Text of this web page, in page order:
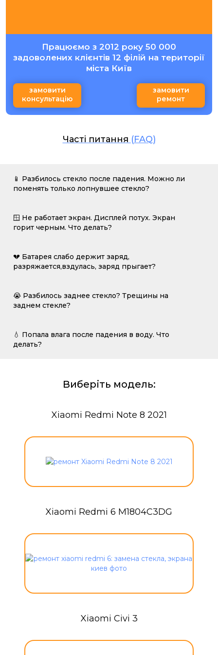
Працюємо з 2012 року 50 000
задоволених клієнтів 12 філій на території
міста Київ
замовити
консультацію
замовити
ремонт
Часті питання (FAQ)
📱 Разбилось стекло после падения. Можно ли
поменять только лопнувшее стекло?
🪟 Не работает экран. Дисплей потух. Экран
горит черным. Что делать?
💔 Батарея слабо держит заряд,
разряжается,вздулась, заряд прыгает?
😭 Разбилось заднее стекло? Трещины на
заднем стекле?
💧 Попала влага после падения в воду. Что
делать?
Виберіть модель:
Xiaomi Redmi Note 8 2021
Xiaomi Redmi 6 M1804C3DG
Xiaomi Civi 3